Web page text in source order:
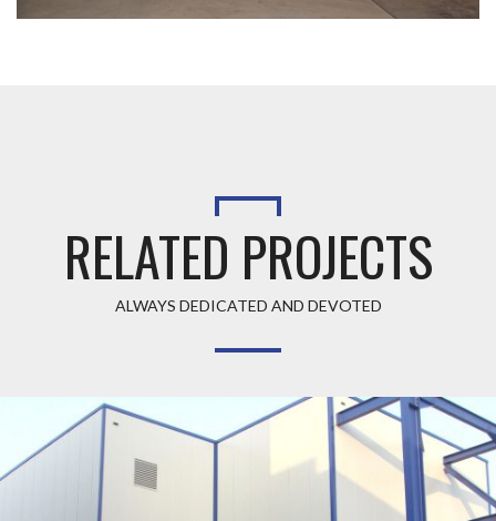
RELATED PROJECTS
ALWAYS DEDICATED AND DEVOTED